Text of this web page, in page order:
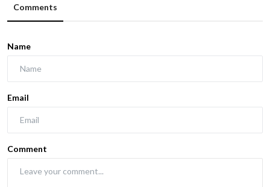
Comments
Name
Email
Comment